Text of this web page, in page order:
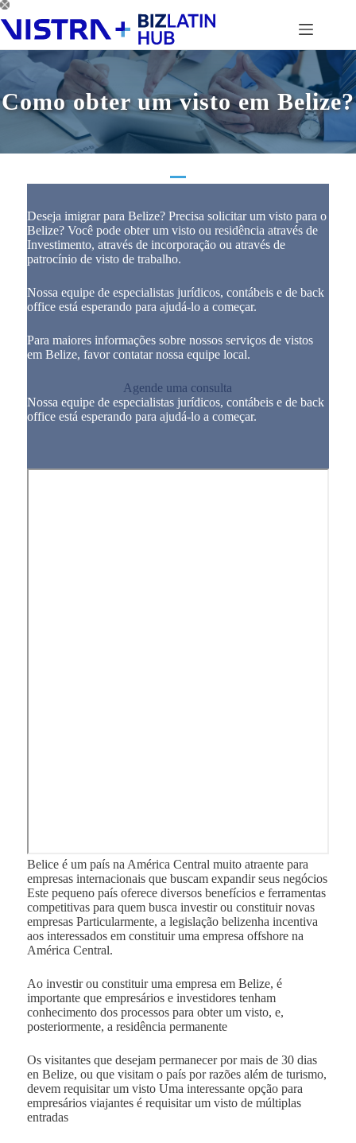
Pular
para
conteúdo
Como obter um visto em Belize?
Deseja imigrar para Belize? Precisa solicitar um visto para o
Belize? Você pode obter um visto ou residência através de
Investimento, através de incorporação ou através de
patrocínio de visto de trabalho.
Nossa equipe de especialistas jurídicos, contábeis e de back
office está esperando para ajudá-lo a começar.
Para maiores informações sobre nossos serviços de vistos
em Belize, favor contatar nossa equipe local.
Agende uma consulta
Nossa equipe de especialistas jurídicos, contábeis e de back
office está esperando para ajudá-lo a começar.
Belice é um país na América Central muito atraente para
empresas internacionais que buscam expandir seus negócios
Este pequeno país oferece diversos benefícios e ferramentas
competitivas para quem busca investir ou constituir novas
empresas Particularmente, a legislação belizenha incentiva
aos interessados em constituir uma empresa offshore na
América Central.
Ao investir ou constituir uma empresa em Belize, é
importante que empresários e investidores tenham
conhecimento dos processos para obter um visto, e,
posteriormente, a residência permanente
Os visitantes que desejam permanecer por mais de 30 dias
en Belize, ou que visitam o país por razões além de turismo,
devem requisitar um visto Uma interessante opção para
empresários viajantes é requisitar um visto de múltiplas
entradas